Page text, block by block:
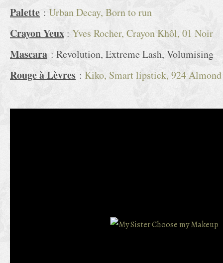
Palette : Urban Decay, Born to run
Crayon Yeux : Yves Rocher, Crayon Khôl, 01 Noir
Mascara : Revolution, Extreme Lash, Volumising
Rouge à Lèvres : Kiko, Smart lipstick, 924 Almond